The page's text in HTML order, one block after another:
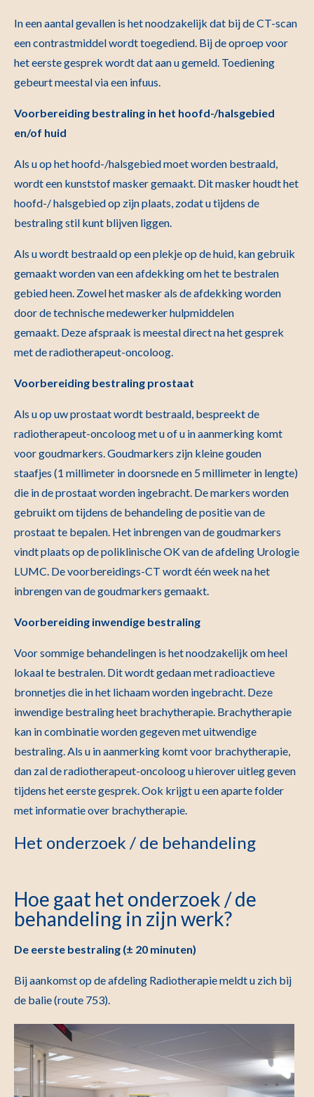
In een aantal gevallen is het noodzakelijk dat bij de CT-scan
een contrastmiddel wordt toegediend. Bij de oproep voor
het eerste gesprek wordt dat aan u gemeld. Toediening
gebeurt meestal via een infuus.
Voorbereiding bestraling in het hoofd-/halsgebied
en/of huid
Als u op het hoofd-/halsgebied moet worden bestraald,
wordt een kunststof masker gemaakt. Dit masker houdt het
hoofd-/ halsgebied op zijn plaats, zodat u tijdens de
bestraling stil kunt blijven liggen.
Als u wordt bestraald op een plekje op de huid, kan gebruik
gemaakt worden van een afdekking om het te bestralen
gebied heen. Zowel het masker als de afdekking worden
door de technische medewerker hulpmiddelen
gemaakt. Deze afspraak is meestal direct na het gesprek
met de radiotherapeut-oncoloog.
Voorbereiding bestraling prostaat
Als u op uw prostaat wordt bestraald, bespreekt de
radiotherapeut-oncoloog met u of u in aanmerking komt
voor goudmarkers. Goudmarkers zijn kleine gouden
staafjes (1 millimeter in doorsnede en 5 millimeter in lengte)
die in de prostaat worden ingebracht. De markers worden
gebruikt om tijdens de behandeling de positie van de
prostaat te bepalen. Het inbrengen van de goudmarkers
vindt plaats op de poliklinische OK van de afdeling Urologie
LUMC. De voorbereidings-CT wordt één week na het
inbrengen van de goudmarkers gemaakt.
Voorbereiding inwendige bestraling
Voor sommige behandelingen is het noodzakelijk om heel
lokaal te bestralen. Dit wordt gedaan met radioactieve
bronnetjes die in het lichaam worden ingebracht. Deze
inwendige bestraling heet brachytherapie. Brachytherapie
kan in combinatie worden gegeven met uitwendige
bestraling. Als u in aanmerking komt voor brachytherapie,
dan zal de radiotherapeut-oncoloog u hierover uitleg geven
tijdens het eerste gesprek. Ook krijgt u een aparte folder
met informatie over brachytherapie.
Het onderzoek / de behandeling
Hoe gaat het onderzoek / de
behandeling in zijn werk?
De eerste bestraling (± 20 minuten)
Bij aankomst op de afdeling Radiotherapie meldt u zich bij
de balie (route 753).